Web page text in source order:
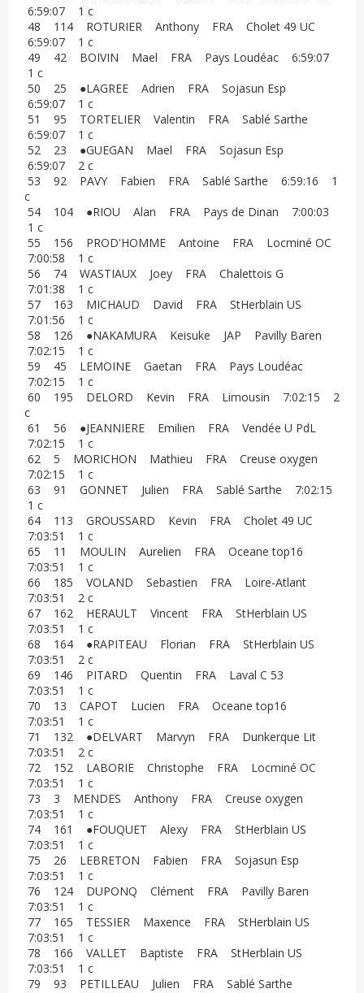
6:59:07 1 c
48 114 ROTURIER Anthony FRA Cholet 49 UC
6:59:07 1 c
49 42 BOIVIN Mael FRA Pays Loudéac 6:59:07
1 c
50 25 ●LAGREE Adrien FRA Sojasun Esp
6:59:07 1 c
51 95 TORTELIER Valentin FRA Sablé Sarthe
6:59:07 1 c
52 23 ●GUEGAN Mael FRA Sojasun Esp
6:59:07 2 c
53 92 PAVY Fabien FRA Sablé Sarthe 6:59:16 1
c
54 104 ●RIOU Alan FRA Pays de Dinan 7:00:03
1 c
55 156 PROD'HOMME Antoine FRA Locminé OC
7:00:58 1 c
56 74 WASTIAUX Joey FRA Chalettois G
7:01:38 1 c
57 163 MICHAUD David FRA StHerblain US
7:01:56 1 c
58 126 ●NAKAMURA Keisuke JAP Pavilly Baren
7:02:15 1 c
59 45 LEMOINE Gaetan FRA Pays Loudéac
7:02:15 1 c
60 195 DELORD Kevin FRA Limousin 7:02:15 2
c
61 56 ●JEANNIERE Emilien FRA Vendée U PdL
7:02:15 1 c
62 5 MORICHON Mathieu FRA Creuse oxygen
7:02:15 1 c
63 91 GONNET Julien FRA Sablé Sarthe 7:02:15
1 c
64 113 GROUSSARD Kevin FRA Cholet 49 UC
7:03:51 1 c
65 11 MOULIN Aurelien FRA Oceane top16
7:03:51 1 c
66 185 VOLAND Sebastien FRA Loire-Atlant
7:03:51 2 c
67 162 HERAULT Vincent FRA StHerblain US
7:03:51 1 c
68 164 ●RAPITEAU Florian FRA StHerblain US
7:03:51 2 c
69 146 PITARD Quentin FRA Laval C 53
7:03:51 1 c
70 13 CAPOT Lucien FRA Oceane top16
7:03:51 1 c
71 132 ●DELVART Marvyn FRA Dunkerque Lit
7:03:51 2 c
72 152 LABORIE Christophe FRA Locminé OC
7:03:51 1 c
73 3 MENDES Anthony FRA Creuse oxygen
7:03:51 1 c
74 161 ●FOUQUET Alexy FRA StHerblain US
7:03:51 1 c
75 26 LEBRETON Fabien FRA Sojasun Esp
7:03:51 1 c
76 124 DUPONQ Clément FRA Pavilly Baren
7:03:51 1 c
77 165 TESSIER Maxence FRA StHerblain US
7:03:51 1 c
78 166 VALLET Baptiste FRA StHerblain US
7:03:51 1 c
79 93 PETILLEAU Julien FRA Sablé Sarthe